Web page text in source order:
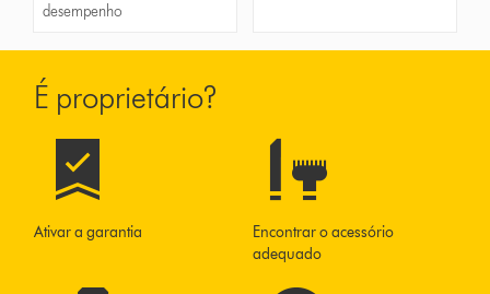
desempenho
É proprietário?
Ativar a garantia
Encontrar o acessório
adequado